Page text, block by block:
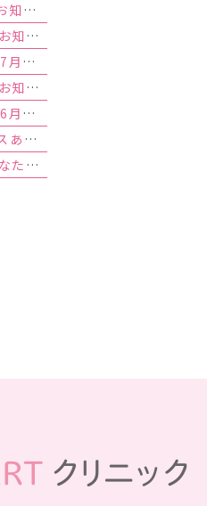
CBC WEBメディア掲載のお知らせ
7月14日（火）午前休診のお知らせ
オンライン無料診療相談 7月予約枠増枠のお知らせ
6月23日（火）午前休診のお知らせ
オンライン無料診療相談 6月予約枠増枠のお知らせ
8月22日(土)「ラストダンスあなたと」セミナー満席のお知らせ
8月22日「ラストダンスあなたと」セミナー開催のお知らせ